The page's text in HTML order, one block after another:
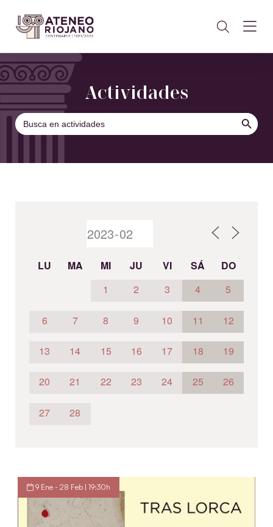
Actividades
Buscar: BOTÓN DE
LU MA MI JU VI SÁ
DO
1
2 3 4 5
6 7 8 9 10 11 12
13 14 15 16 17 18 19
20 21 22 23 24 25 26
27 28
9 Ene - 28 Feb | 19:30h